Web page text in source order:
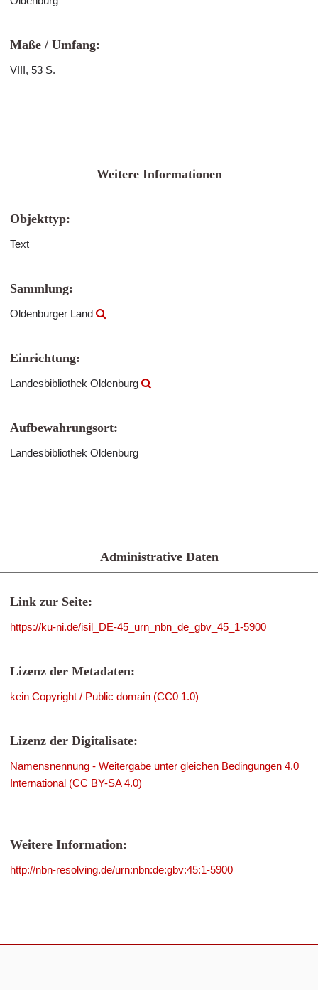
Maße / Umfang:
VIII, 53 S.
Weitere Informationen
Objekttyp:
Text
Sammlung:
Oldenburger Land
Einrichtung:
Landesbibliothek Oldenburg
Aufbewahrungsort:
Landesbibliothek Oldenburg
Administrative Daten
Link zur Seite:
https://ku-ni.de/isil_DE-45_urn_nbn_de_gbv_45_1-5900
Lizenz der Metadaten:
kein Copyright / Public domain (CC0 1.0)
Lizenz der Digitalisate:
Namensnennung - Weitergabe unter gleichen Bedingungen 4.0
International (CC BY-SA 4.0)
Weitere Information:
http://nbn-resolving.de/urn:nbn:de:gbv:45:1-5900